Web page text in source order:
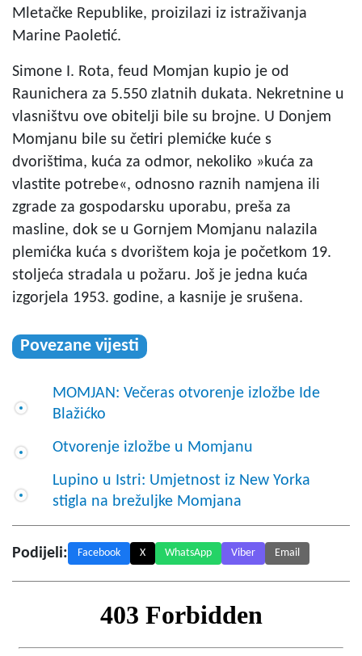
Mletačke Republike, proizilazi iz istraživanja
Marine Paoletić.
Simone I. Rota, feud Momjan kupio je od
Raunichera za 5.550 zlatnih dukata. Nekretnine u
vlasništvu ove obitelji bile su brojne. U Donjem
Momjanu bile su četiri plemićke kuće s
dvorištima, kuća za odmor, nekoliko »kuća za
vlastite potrebe«, odnosno raznih namjena ili
zgrade za gospodarsku uporabu, preša za
masline, dok se u Gornjem Momjanu nalazila
plemićka kuća s dvorištem koja je početkom 19.
stoljeća stradala u požaru. Još je jedna kuća
izgorjela 1953. godine, a kasnije je srušena.
Povezane vijesti
MOMJAN: Večeras otvorenje izložbe Ide
Blažićko
Otvorenje izložbe u Momjanu
Lupino u Istri: Umjetnost iz New Yorka
stigla na brežuljke Momjana
Podijeli: Facebook X WhatsApp Viber Email